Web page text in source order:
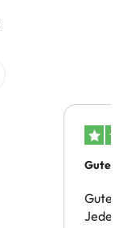
Gutes
Gute